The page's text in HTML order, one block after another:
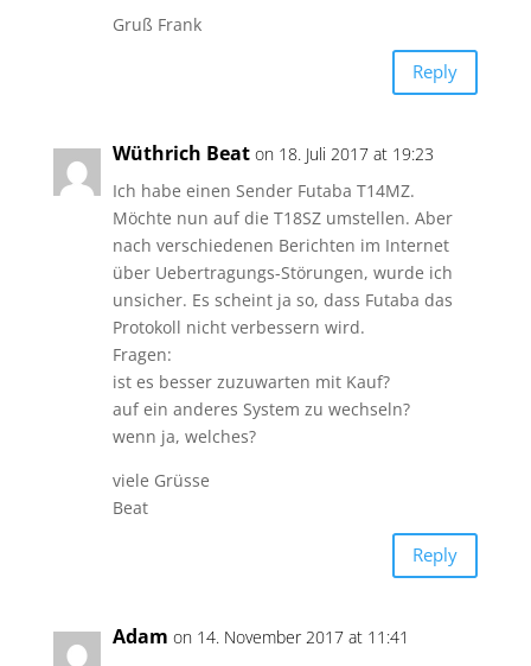
Gruß Frank
Reply
Wüthrich Beat on 18. Juli 2017 at 19:23
Ich habe einen Sender Futaba T14MZ.
Möchte nun auf die T18SZ umstellen. Aber
nach verschiedenen Berichten im Internet
über Uebertragungs-Störungen, wurde ich
unsicher. Es scheint ja so, dass Futaba das
Protokoll nicht verbessern wird.
Fragen:
ist es besser zuzuwarten mit Kauf?
auf ein anderes System zu wechseln?
wenn ja, welches?
viele Grüsse
Beat
Reply
Adam on 14. November 2017 at 11:41